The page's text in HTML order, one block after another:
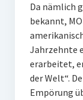
Da nämlich
bekannt,
Jahrzehnte
erarbeitet,
der Welt“.
Empörung